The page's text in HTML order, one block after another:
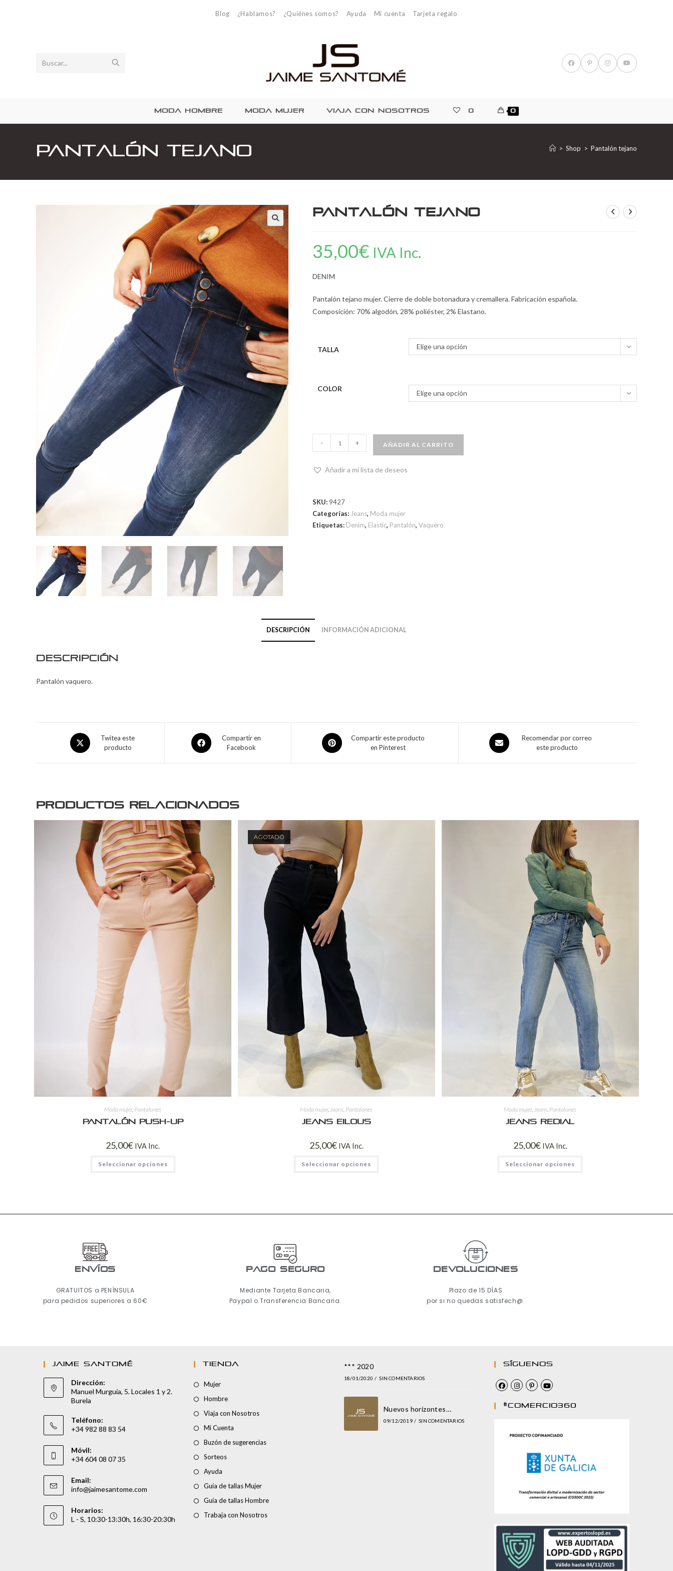
Blog ¿Hablamos? ¿Quiénes somos? Ayuda Mi cuenta Tarjeta regalo
Buscar...
MODA HOMBRE MODA MUJER VIAJA CON NOSOTROS 0 0
Pantalón tejano > Shop > Pantalón tejano
Pantalón tejano
35,00€ IVA Inc.
DENIM
Pantalón tejano mujer. Cierre de doble botonadura y cremallera. Fabricación española.
Composición: 70% algodón, 28% poliéster, 2% Elastano.
TALLA Elige una opción
COLOR
Elige una opción
- + AÑADIR AL CARRITO
Añadir a mi lista de deseos
SKU: 9427
Categorías: Jeans, Moda mujer
Etiquetas: Denim, Elastic, Pantalón, Vaquero
DESCRIPCIÓN INFORMACIÓN ADICIONAL
Descripción
Pantalón vaquero.
Twitea este
producto
Compartir en
Facebook
Compartir este producto
en Pinterest
Recomendar por correo
este producto
Productos relacionados
Moda mujer, Pantalones
Pantalón push-up
25,00€ IVA Inc.
Seleccionar opciones
AGOTADO
Moda mujer, Jeans Pantalones
Jeans Eilous
25,00€ IVA Inc.
Seleccionar opciones
Moda mujer, Jeans Pantalones
Jeans Redial
25,00€ IVA Inc.
Seleccionar opciones
ENVÍOS
GRATUITOS a PENÍNSULA
para pedidos superiores a 60€
pago seguro
Mediante Tarjeta Bancaria,
Paypal o Transferencia Bancaria.
Devoluciones
Plazo de 15 DÍAS
por si no quedas satisfech@.
JAIME SANTOMÉ
Dirección:
Manuel Murguía, 5. Locales 1 y 2.
Burela
Teléfono:
+34 982 88 83 54
Móvil:
+34 604 08 07 35
Email:
info@jaimesantome.com
Horarios:
L - S, 10:30-13:30h, 16:30-20:30h
TIENDA
Mujer
Hombre
Viaja con Nosotros
Mi Cuenta
Buzón de sugerencias
Sorteos
Ayuda
Guía de tallas Mujer
Guía de tallas Hombre
Trabaja con Nosotros
*** 2020
18/01/2020 / SIN COMENTARIOS
Nuevos horizontes…
09/12/2019 / SIN COMENTARIOS
Síguenos
#comercio360